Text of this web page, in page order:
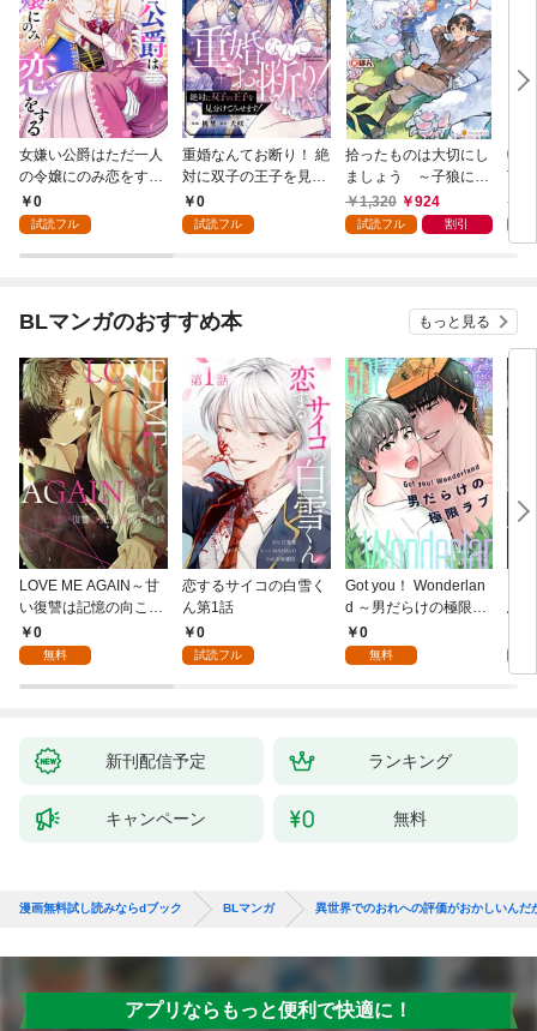
女嫌い公爵はただ一人
の令嬢にのみ恋をする
（分冊版）第１話
0
試読フル
重婚なんてお断り！ 絶
対に双子の王子を見分
けてみせます！（分冊
版） 第１話
0
試読フル
拾ったものは大切にし
ましょう ～子狼に気
に入られた男の転移物
語～
1,320 924
試読フル 割引
転
下
BLマンガのおすすめ本 もっと見る
LOVE ME AGAIN～甘
い復讐は記憶の向こう
側～(1)
0
無料
恋するサイコの白雪く
ん第1話
0
試読フル
Got you！ Wonderlan
d ～男だらけの極限ラ
ブ～(1)
0
無料
新刊配信予定 ランキング
キャンペーン 無料
漫画無料試し読みならdブック BLマンガ 異世界でのおれへの評価がおかしいんだ
アプリならもっと便利で快適に！